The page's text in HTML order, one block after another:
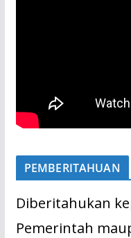
PEMBERITAHUAN
Diberitahukan
Pemerintah